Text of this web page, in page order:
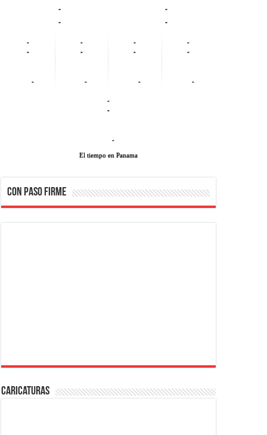
-
-
-
-
-
-
-
-
-
-
-
-
-
-
-
-
-
-
-
El tiempo en Panama
CON PASO FIRME
Caricaturas